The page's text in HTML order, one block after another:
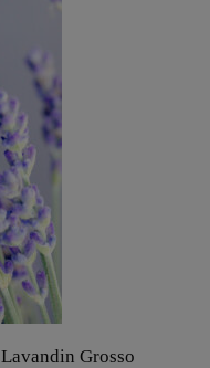
Lavandin Grosso